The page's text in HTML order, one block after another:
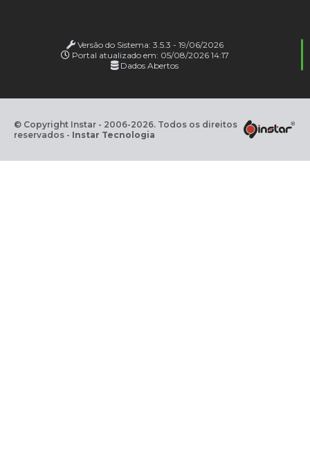
© Copyright Instar - 2006-2026. Todos os direitos
reservados - Instar Tecnologia
Versão do Sistema: 3.5.3 - 19/06/2026
Portal atualizado em: 05/08/2026 14:17
Dados Abertos